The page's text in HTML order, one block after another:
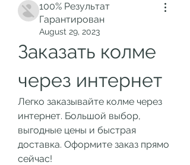
100% Результат
Гарантирован
August 29, 2023
Заказать колме
через интернет
Легко заказывайте колме через
интернет. Большой выбор,
выгодные цены и быстрая
доставка. Оформите заказ прямо
сейчас!